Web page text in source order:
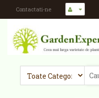
Contactati-ne